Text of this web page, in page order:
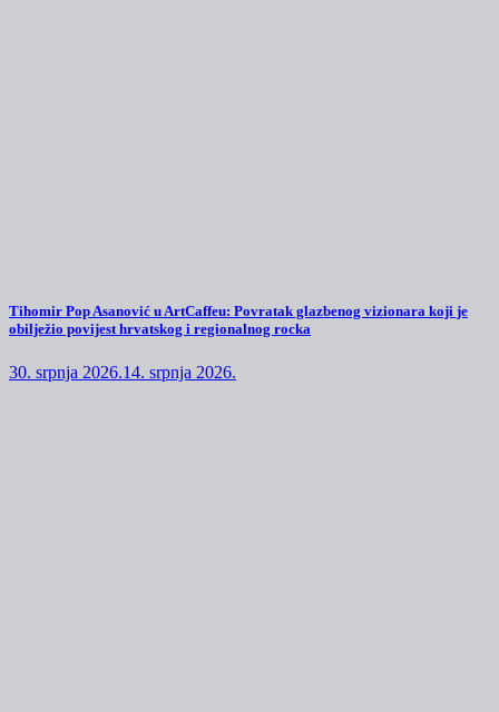
Tihomir Pop Asanović u ArtCaffeu: Povratak glazbenog vizionara koji je
obilježio povijest hrvatskog i regionalnog rocka
30. srpnja 2026.14. srpnja 2026.